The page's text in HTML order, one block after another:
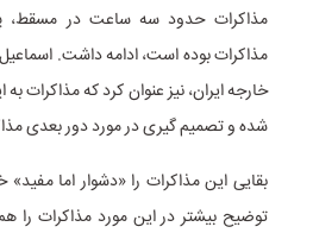
مذاکرات حدود سه ساعت در مسقط،
مذاکرات بوده است، ادامه داشت.
خارجه ایران، نیز عنوان کرد که مذاکرات
شده و تصمیم گیری در مورد دور بعدی
بقایی این مذاکرات را «دشوار اما مفید»
توضیح بیشتر در این مورد مذاکرات را